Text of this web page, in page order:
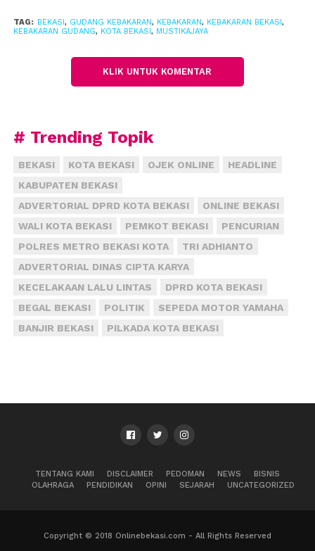
meliputi kerusakan pada bangunan semi permanen
“Luas area yang terbakar mencapai 150 meter
TAG: BEKASI , GUDANG KEBAKARAN, KEBAKARAN, KEBAKARAN BEKASI ,
KEBAKARAN GUDANG, KOTA BEKASI , MUSTIKAJAYA
KLIK UNTUK KOMENTAR
# Trending Topik
BEKASI KOTA BEKASI OJEK ONLINE
HEADLINE
KABUPATEN BEKASI
ADVERTORIAL DPRD KOTA BEKASI
ONLINE BEKASI
WALI KOTA BEKASI
PEMKOT BEKASI
PENCURIAN
POLRES METRO BEKASI KOTA
TRI ADHIANTO
ADVERTORIAL DINAS CIPTA KARYA
KECELAKAAN LALU LINTAS
DPRD KOTA BEKASI
BEGAL BEKASI
POLITIK
SEPEDA MOTOR YAMAHA
BANJIR BEKASI
PILKADA KOTA BEKASI
TENTANG KAMI DISCLAIMER PEDOMAN NEWS
BISNIS
OLAHRAGA
PENDIDIKAN OPINI SEJARAH UNCATEGORIZED
Copyright © 2018 Onlinebekasi.com - All Rights Reserved